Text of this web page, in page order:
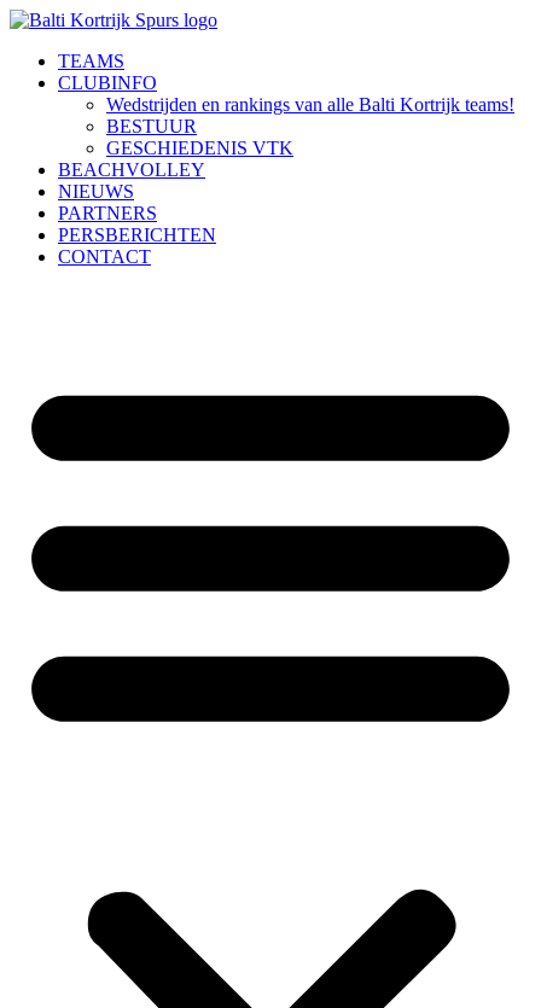
Ga
inhoud
TEAMS
CLUBINFO
Wedstrijden en rankings van alle Balti Kortrijk teams!
BESTUUR
GESCHIEDENIS VTK
BEACHVOLLEY
NIEUWS
PARTNERS
PERSBERICHTEN
CONTACT